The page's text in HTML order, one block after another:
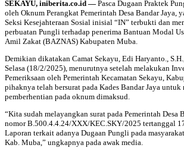
SEKAYU, iniberita.co.id — Pasca Dugaan Praktek
oleh Oknum Perangkat Pemerintah Desa Bandar Jaya,
Seksi Kesejahteraan Sosial inisial “IN” terbukti dan
perbuatan Pungli terhadap penerima Bantuan Modal
Amil Zakat (BAZNAS) Kabupaten Muba.
Demikian dikatakan Camat Sekayu, Edi Haryanto.,
Selasa (18/2/2025), menurutnya setelah melakukan
Pemeriksaan oleh Pemerintah Kecamatan Sekayu,
pihaknya telah bersurat pada Kades Bandar Jaya untuk
pemberhentian pada oknum dimaksud.
“Kita sudah melayangkan surat pada Pemerintah Desa
nomor B.500.4.4.24/XXX/KEC.SKY/2025 tertanggal
Laporan terkait adanya Dugaan Pungli pada
Kab. Muba,” ungkapnya pada awak media.